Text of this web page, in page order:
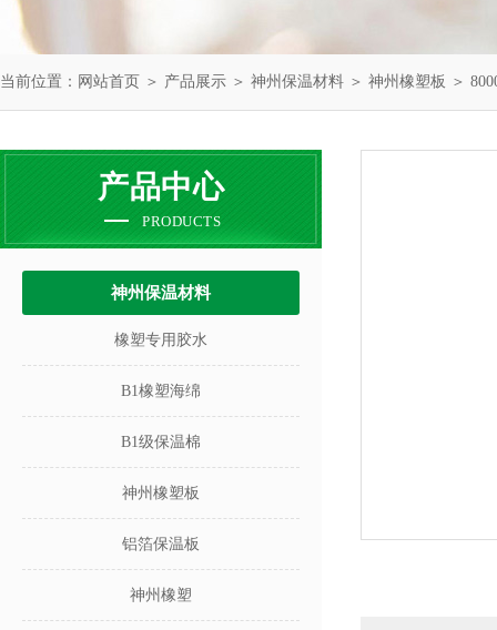
当前位置： 网站首页 ＞ 产品展示 ＞ 神州保温材料 ＞ 神州橡塑板 ＞
产品中心
PRODUCTS
神州保温材料
橡塑专用胶水
B1橡塑海绵
B1级保温棉
神州橡塑板
铝箔保温板
神州橡塑